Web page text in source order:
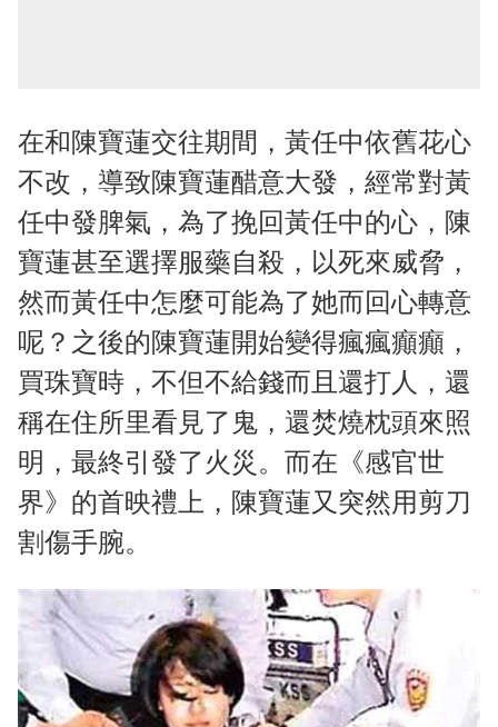
在和陳寶蓮交往期間，黃任中依舊花心
不改，導致陳寶蓮醋意大發，經常對黃
任中發脾氣，為了挽回黃任中的心，陳
寶蓮甚至選擇服藥自殺，以死來威脅，
然而黃任中怎麼可能為了她而回心轉意
呢？之後的陳寶蓮開始變得瘋瘋癲癲，
買珠寶時，不但不給錢而且還打人，還
稱在住所里看見了鬼，還焚燒枕頭來照
明，最終引發了火災。而在《感官世
界》的首映禮上，陳寶蓮又突然用剪刀
割傷手腕。